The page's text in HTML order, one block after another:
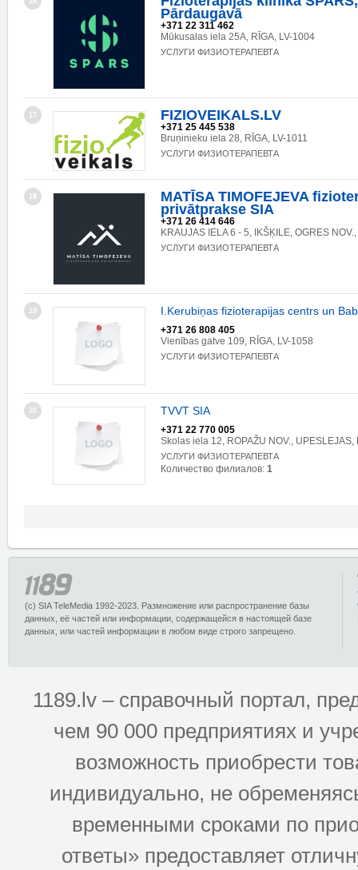
Pārdaugavā
+371 22 311 462
Mūkusalas iela 25A, RĪGA, LV-1004
УСЛУГИ ФИЗИОТЕРАПЕВТА
17 FIZIOVEIKALS.LV
+371 25 445 538
Bruņinieku iela 28, RĪGA, LV-1011
УСЛУГИ ФИЗИОТЕРАПЕВТА
18
MATĪSA TIMOFEJEVA
privātprakse SIA
+371 26 414 646
KRAUJAS IELA 6 - 5, IKŠĶILE, OGRES
УСЛУГИ ФИЗИОТЕРАПЕВТА
19 I.Kerubiņas fizioterapijas centrs un
+371 26 808 405
Vienības gatve 109, RĪGA, LV-1058
УСЛУГИ ФИЗИОТЕРАПЕВТА
20 TVVT SIA
+371 22 770 005
Skolas iela 12, ROPAŽU NOV., UPESLEJAS,
УСЛУГИ ФИЗИОТЕРАПЕВТА
Количество филиалов: 1
(c) SIA TeleMedia 1992-2023. Размножение или распространение базы
данных, её частей или информации, содержащейся в настоящей базе
данных, или частей информации в любом виде строго запрещено.
1189.lv – справочный портал,
чем 90 000 предприятиях и
возможность приобрести
индивидуально, не
временными сроками по
ответы» предоставляет